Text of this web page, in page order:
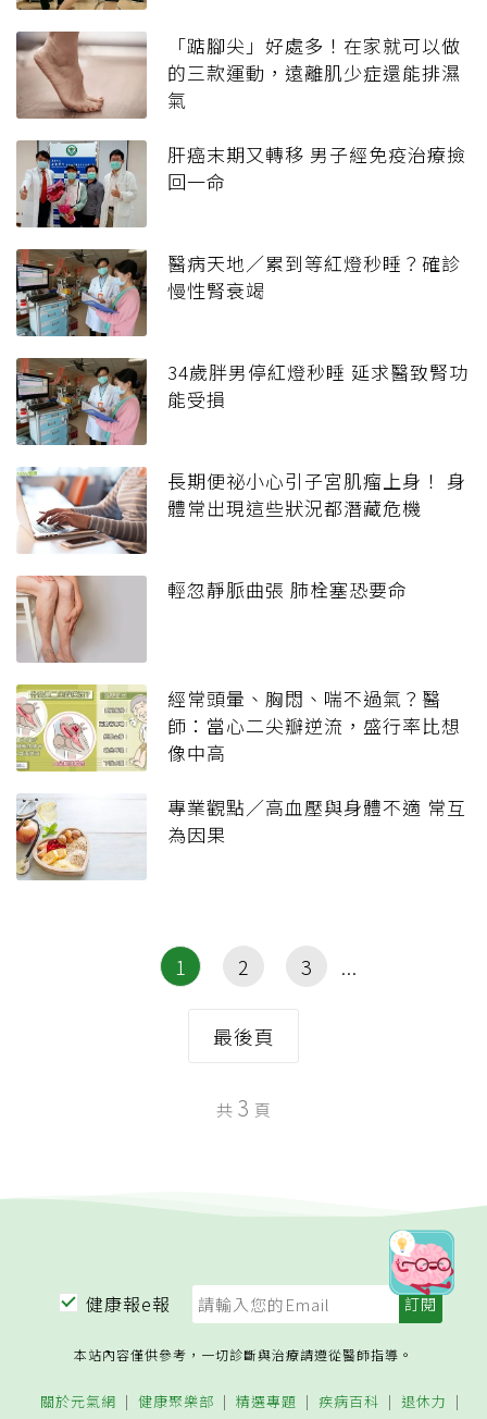
「踮腳尖」好處多！在家就可以做
的三款運動，遠離肌少症還能排濕
氣
肝癌末期又轉移 男子經免疫治療撿
回一命
醫病天地／累到等紅燈秒睡？確診
慢性腎衰竭
34歲胖男停紅燈秒睡 延求醫致腎功
能受損
長期便祕小心引子宮肌瘤上身！ 身
體常出現這些狀況都潛藏危機
輕忽靜脈曲張 肺栓塞恐要命
經常頭暈、胸悶、喘不過氣？醫
師：當心二尖瓣逆流，盛行率比想
像中高
專業觀點／高血壓與身體不適 常互
為因果
1 2 3
最後頁
共 3 頁
健康報e報
本站內容僅供參考，一切診斷與治療請遵從醫師指導。
關於元氣網 健康聚樂部 精選專題 疾病百科 退休力